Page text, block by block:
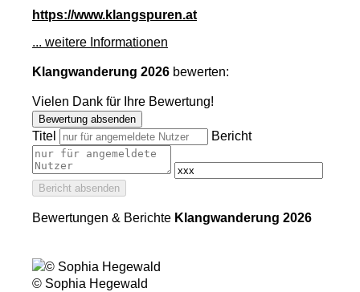
https://www.klangspuren.at
... weitere Informationen
Klangwanderung 2026 bewerten:
Vielen Dank für Ihre Bewertung!
Bewertung absenden
Titel Bericht
Bericht absenden
Bewertungen & Berichte Klangwanderung 2026
© Sophia Hegewald